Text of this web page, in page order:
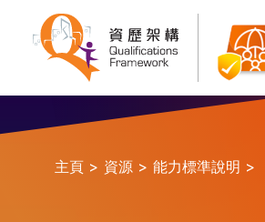
主頁 > 資源 > 能力標準說明 >